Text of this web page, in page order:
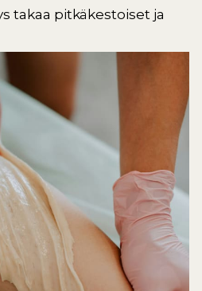
takaa pitkäkestoiset ja